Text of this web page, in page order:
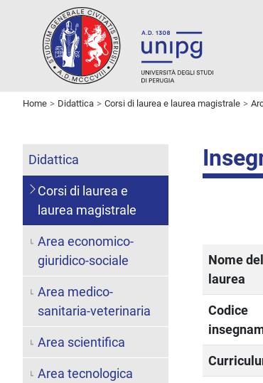
Home Didattica Corsi di laurea e laurea magistrale
Nome
laurea
Codice
Didattica
Corsi di laurea e
laurea magistrale
Area economico-
giuridico-sociale
Area medico-
sanitaria-veterinaria
Area scientifica
Area tecnologica